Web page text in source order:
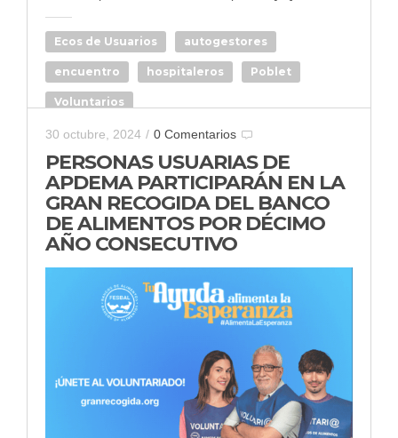
Ecos de Usuarios autogestores
encuentro hospitaleros Poblet
Voluntarios
30 octubre, 2024 / 0 Comentarios
PERSONAS USUARIAS DE
APDEMA PARTICIPARÁN EN LA
GRAN RECOGIDA DEL BANCO
DE ALIMENTOS POR DÉCIMO
AÑO CONSECUTIVO